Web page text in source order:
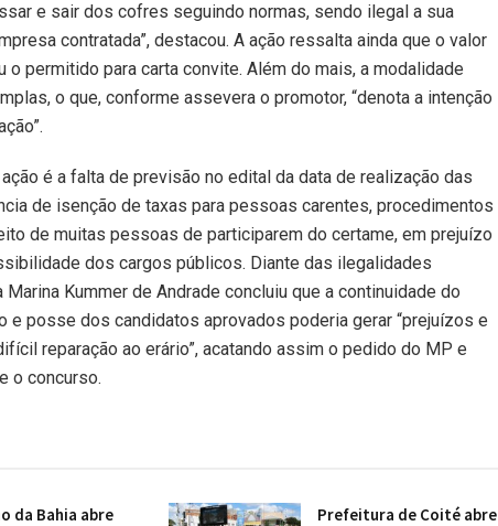
e sair dos cofres seguindo normas, sendo ilegal a sua
contratada”, destacou. A ação ressalta ainda que o valor
o permitido para carta convite. Além do mais, a modalidade
o que, conforme assevera o promotor, “denota a intenção
é a falta de previsão no edital da data de realização das
de isenção de taxas para pessoas carentes, procedimentos
de muitas pessoas de participarem do certame, em prejuízo
dos cargos públicos. Diante das ilegalidades
Marina Kummer de Andrade concluiu que a continuidade do
e posse dos candidatos aprovados poderia gerar “prejuízos e
reparação ao erário”, acatando assim o pedido do MP e
o concurso.
da Bahia abre
Prefeitura de Coité abre